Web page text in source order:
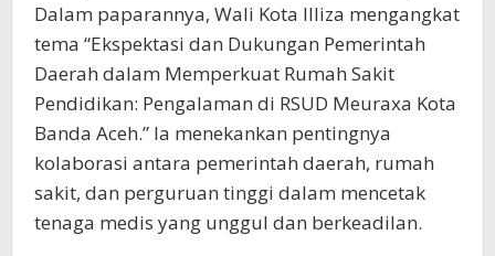
Dalam paparannya, Wali Kota Illiza mengangkat
tema “Ekspektasi dan Dukungan Pemerintah
Daerah dalam Memperkuat Rumah Sakit
Pendidikan: Pengalaman di RSUD Meuraxa Kota
Banda Aceh.” Ia menekankan pentingnya
kolaborasi antara pemerintah daerah, rumah
sakit, dan perguruan tinggi dalam mencetak
tenaga medis yang unggul dan berkeadilan.